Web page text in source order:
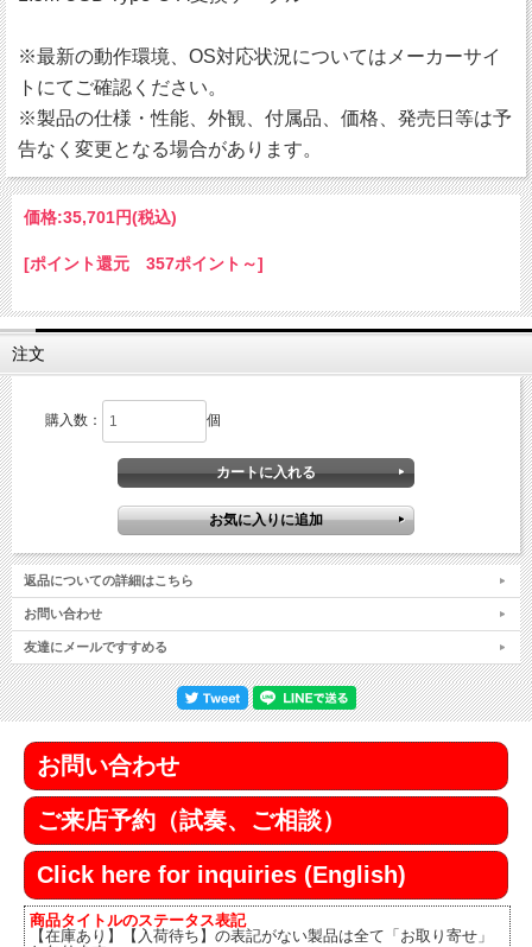
※最新の動作環境、OS対応状況についてはメーカーサイ
トにてご確認ください。
※製品の仕様・性能、外観、付属品、価格、発売日等は予
告なく変更となる場合があります。
価格:35,701円(税込)
[ポイント還元 357ポイント～]
注文
購入数： 個
返品についての詳細はこちら
お問い合わせ
友達にメールですすめる
お問い合わせ
ご来店予約（試奏、ご相談）
Click here for inquiries (English)
商品タイトルのステータス表記
【在庫あり】【入荷待ち】の表記がない製品は全て「お取り寄せ」